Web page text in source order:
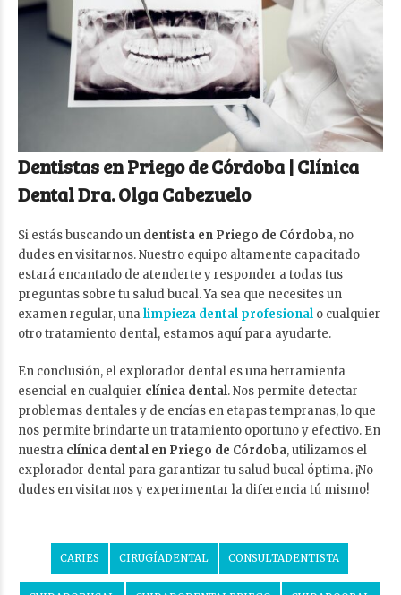
Dentistas en Priego de Córdoba | Clínica
Dental Dra. Olga Cabezuelo
Si estás buscando un dentista en Priego de Córdoba, no
dudes en visitarnos. Nuestro equipo altamente capacitado
estará encantado de atenderte y responder a todas tus
preguntas sobre tu salud bucal. Ya sea que necesites un
examen regular, unalimpieza dental profesional o cualquier
otro tratamiento dental, estamos aquí para ayudarte.
En conclusión, el explorador dental es una herramienta
esencial en cualquier clínica dental. Nos permite detectar
problemas dentales y de encías en etapas tempranas, lo que
nos permite brindarte un tratamiento oportuno y efectivo. En
nuestra clínica dental en Priego de Córdoba, utilizamos el
explorador dental para garantizar tu salud bucal óptima. ¡No
dudes en visitarnos y experimentar la diferencia tú mismo!
CARIES CIRUGÍADENTAL CONSULTADENTISTA